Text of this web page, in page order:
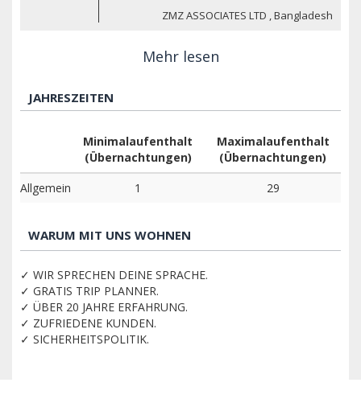
ZMZ ASSOCIATES LTD , Bangladesh
Mehr lesen
JAHRESZEITEN
Minimalaufenthalt
(Übernachtungen)
Maximalaufenthalt
(Übernachtungen)
Allgemein
1 29
WARUM MIT UNS WOHNEN
✓ WIR SPRECHEN DEINE SPRACHE.
✓ GRATIS TRIP PLANNER.
✓ ÜBER 20 JAHRE ERFAHRUNG.
✓ ZUFRIEDENE KUNDEN.
✓ SICHERHEITSPOLITIK.